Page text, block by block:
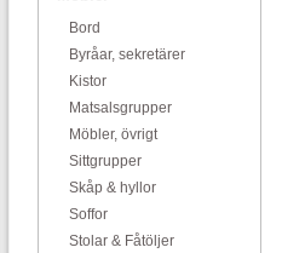
Bord
Byråar, sekretärer
Kistor
Matsalsgrupper
Möbler, övrigt
Sittgrupper
Skåp & hyllor
Soffor
Stolar & Fåtöljer